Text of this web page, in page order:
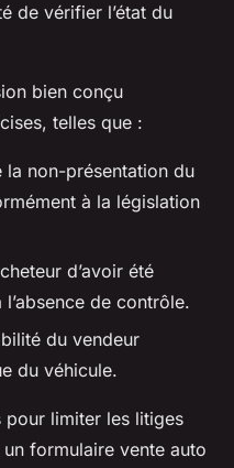
de vérifier l’état du
bien conçu
telles que :
non-présentation du
à la législation
d’avoir été
de contrôle.
du vendeur
du véhicule.
pour limiter les litiges
formulaire vente auto